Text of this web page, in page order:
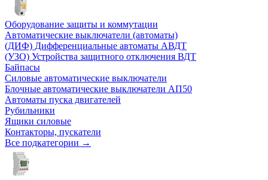
Оборудование защиты и коммутации
Автоматические выключатели (автоматы)
(ДИФ) Дифференциальные автоматы АВДТ
(УЗО) Устройства защитного отключения ВДТ
Байпасы
Силовые автоматические выключатели
Блочные автоматические выключатели АП50
Автоматы пуска двигателей
Рубильники
Ящики силовые
Контакторы, пускатели
Все подкатегории →